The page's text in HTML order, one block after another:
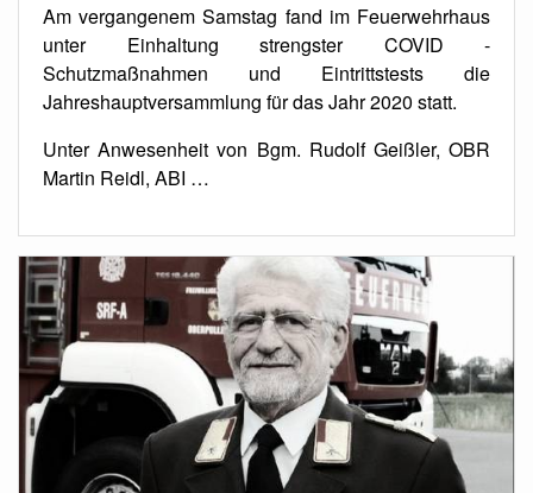
Am vergangenem Samstag fand im Feuerwehrhaus
unter Einhaltung strengster COVID -
Schutzmaßnahmen und Eintrittstests die
Jahreshauptversammlung für das Jahr 2020 statt.
Unter Anwesenheit von Bgm. Rudolf Geißler, OBR
Martin Reidl, ABI …